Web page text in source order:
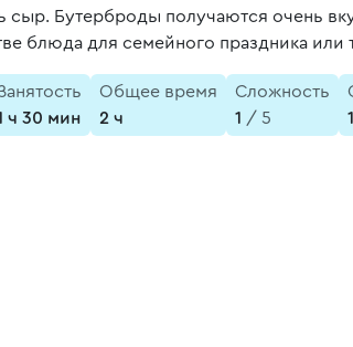
Бутерброды получаются очень
блюда для семейного праздника или
ч 30 мин
Общее время
2 ч
Сложность
1 / 5
1